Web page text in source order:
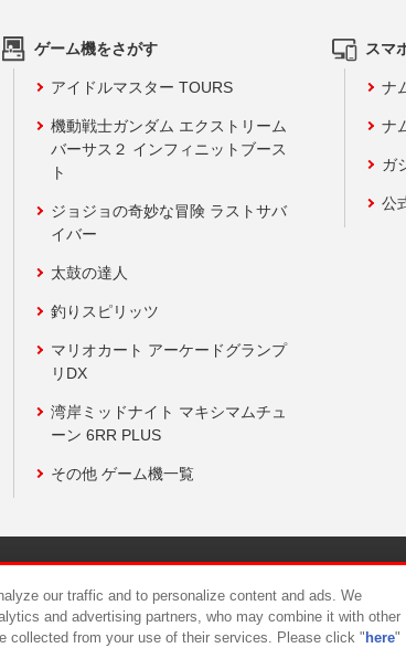
ゲーム機をさがす
アイドルマスター TOURS
機動戦士ガンダム エクストリーム
バーサス２ インフィニットブース
ト
ジョジョの奇妙な冒険 ラストサバ
イバー
太鼓の達人
釣りスピリッツ
マリオカート アーケードグランプ
リDX
湾岸ミッドナイト マキシマムチュ
ーン 6RR PLUS
その他 ゲーム機一覧
スマ
ナ
ナ
ガ
公
食品のご提供について カスタマーハラスメント対応方針
our traffic and to personalize content and ads. We
and advertising partners, who may combine it with other
collected from your use of their services. Please click " here"